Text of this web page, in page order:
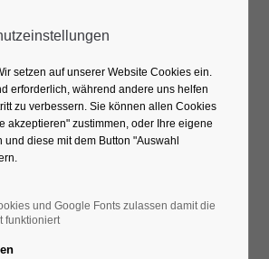
durch die
setzen auf unserer Website Cookies ein.
erforderlich, während andere uns helfen
zu verbessern. Sie können allen Cookies
akzeptieren" zustimmen, oder Ihre eigene
diese mit dem Button "Auswahl
und Google Fonts zulassen damit die
funktioniert